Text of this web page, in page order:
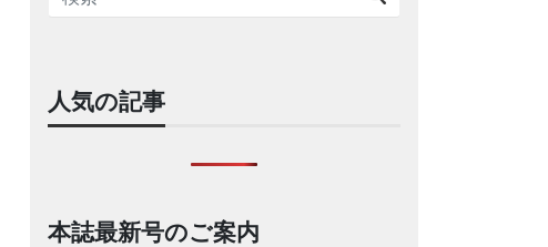
人気の記事
本誌最新号のご案内